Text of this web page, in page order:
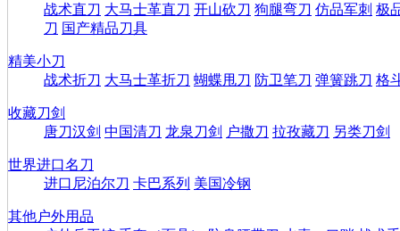
战术直刀 大马士革直刀 开山砍刀 狗腿弯刀 仿品军刺 极
刀 国产精品刀具
精美小刀
战术折刀 大马士革折刀 蝴蝶甩刀 防卫笔刀 弹簧跳刀 格
收藏刀剑
唐刀汉剑 中国清刀 龙泉刀剑 户撒刀 拉孜藏刀 另类刀剑
世界进口名刀
进口尼泊尔刀 卡巴系列 美国冷钢
其他户外用品